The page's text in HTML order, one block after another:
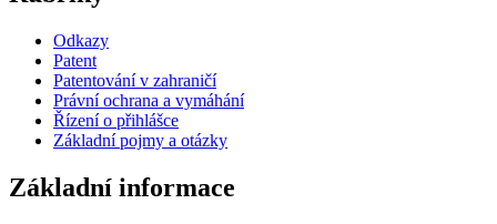
Odkazy
Patent
Patentování v zahraničí
Právní ochrana a vymáhání
Řízení o přihlášce
Základní pojmy a otázky
Základní informace